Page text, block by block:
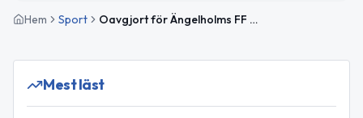
Hem Sport Oavgjort för Ängelholms FF hemma mot Lunds BK
Mest läst